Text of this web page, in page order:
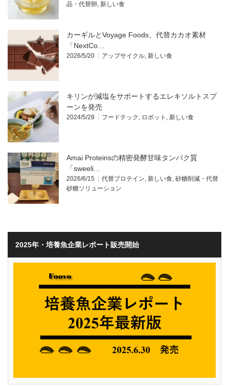
品・代替卵, 新しい食
カーギルとVoyage Foods、代替カカオ素材
「NextCo…
2026/5/20 アップサイクル, 新しい食
キリンが減塩をサポートするエレキソルトスプ
ーンを発売
2024/5/28 フードテック , ロボット , 新しい食
Amai Proteinsの精密発酵甘味タンパク質
「sweeli…
2026/6/15 代替プロテイン, 新しい食, 砂糖削減・代替
砂糖ソリューション
2025年・培養魚企業レポート販売開始